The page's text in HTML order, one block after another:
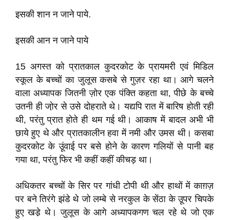
इसकी शान न जाने पाये.
इसकी आन न जाने पाये
15 अगस्त को प्रातकाल कुदरकोट के प्रायमरी एवं मिडिल
स्कूल के बच्चों का जुलूस कसबे से गुज़र रहा था। आगे चलने
वाला अध्यापक जितनी ज़ोर एक पंक्ति कहता था, पीछे के बच्चे
उतनी ही जा़ेर से उसे दोहराते थे। यद्यपि रात में बारिष होती रही
थी, परंतु प्रात होते ही थम गई थी। आकाष में बादल अभी भी
छाये हुए थे और प्रातकालीन हवा में नमी और उमस थी। कसबा
कुदरकोट के उूंवाई पर बसे होने के कारण गलियों से पानी बह
गया था, परंतु फिर भी कहीं कहीं कीचड़ था।
अधिकतर बच्चों के सिर पर गांधी टोपी थी और हाथों में काग़ज़
पर बने तिरंगे झंडे थे जो लम्बे से नरकुल के सेंठा के उूपर चिपके
हुए खडे़ थे। जुलूस के आगे अध्यापकगण चल रहे थे जो एक